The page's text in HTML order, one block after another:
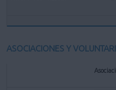
ASOCIACIONES Y